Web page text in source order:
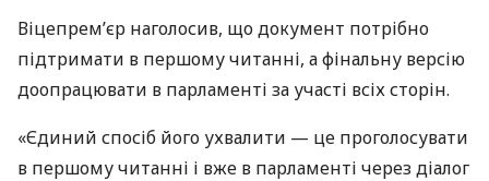
Віцепрем’єр наголосив, що документ потрібно
підтримати в першому читанні, а фінальну версію
доопрацювати в парламенті за участі всіх сторін.
«Єдиний спосіб його ухвалити — це проголосувати
в першому читанні і вже в парламенті через діалог